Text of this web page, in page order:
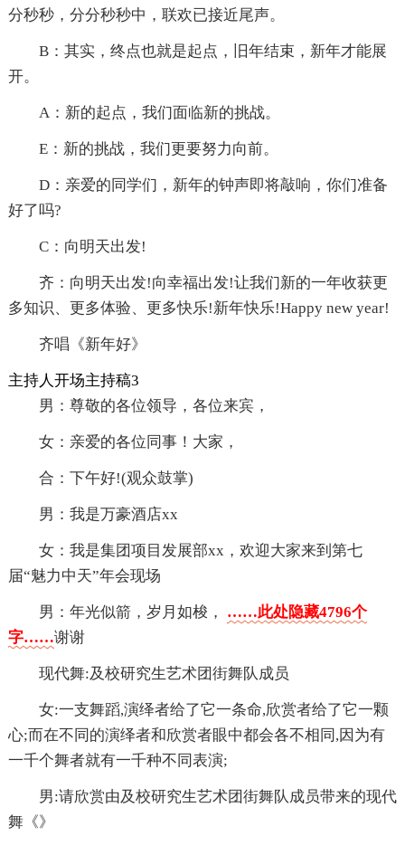
分秒秒，分分秒秒中，联欢已接近尾声。
B：其实，终点也就是起点，旧年结束，新年才能展
开。
A：新的起点，我们面临新的挑战。
E：新的挑战，我们更要努力向前。
D：亲爱的同学们，新年的钟声即将敲响，你们准备
好了吗?
C：向明天出发!
齐：向明天出发!向幸福出发!让我们新的一年收获更
多知识、更多体验、更多快乐!新年快乐!Happy new year!
齐唱《新年好》
主持人开场主持稿3
男：尊敬的各位领导，各位来宾，
女：亲爱的各位同事！大家，
合：下午好!(观众鼓掌)
男：我是万豪酒店xx
女：我是集团项目发展部xx，欢迎大家来到第七
届“魅力中天”年会现场
男：年光似箭，岁月如梭， ……此处隐藏4796个
字……谢谢
现代舞:及校研究生艺术团街舞队成员
女:一支舞蹈,演绎者给了它一条命,欣赏者给了它一颗
心;而在不同的演绎者和欣赏者眼中都会各不相同,因为有
一千个舞者就有一千种不同表演;
男:请欣赏由及校研究生艺术团街舞队成员带来的现代
舞《》